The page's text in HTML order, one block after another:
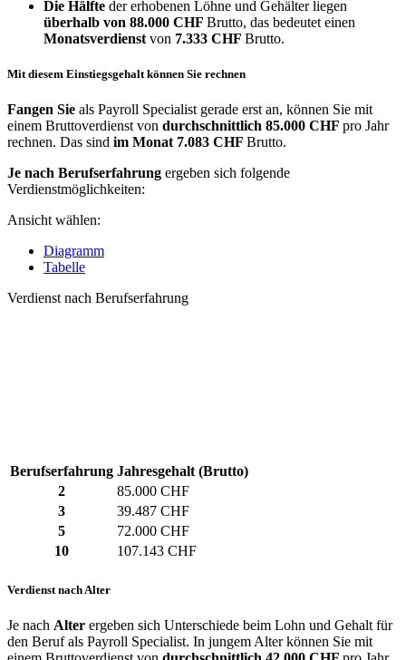
Die Hälfte der erhobenen Löhne und Gehälter liegen
überhalb von 88.000 CHF Brutto, das bedeutet einen
Monatsverdienst von 7.333 CHF Brutto.
Mit diesem Einstiegsgehalt können Sie rechnen
Fangen Sie als Payroll Specialist gerade erst an, können Sie mit
einem Bruttoverdienst von durchschnittlich 85.000 CHF pro Jahr
rechnen. Das sind im Monat 7.083 CHF Brutto.
Je nach Berufserfahrung ergeben sich folgende
Verdienstmöglichkeiten:
Ansicht wählen:
Diagramm
Tabelle
Verdienst nach Berufserfahrung
Berufserfahrung Jahresgehalt (Brutto)
2
85.000 CHF
3
39.487 CHF
5
72.000 CHF
10
107.143 CHF
Verdienst nach Alter
Je nach Alter ergeben sich Unterschiede beim Lohn und Gehalt für
den Beruf als Payroll Specialist. In jungem Alter können Sie mit